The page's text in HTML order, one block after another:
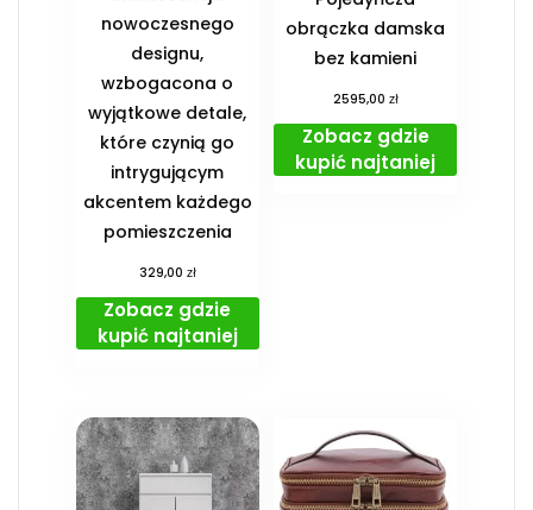
nowoczesnego
designu,
wzbogacona o
wyjątkowe detale,
które czynią go
intrygującym
akcentem każdego
pomieszczenia
329,00 zł
Zobacz gdzie
kupić najtaniej
obrączka damska
bez kamieni
2595,00 zł
Zobacz gdzie
kupić najtaniej